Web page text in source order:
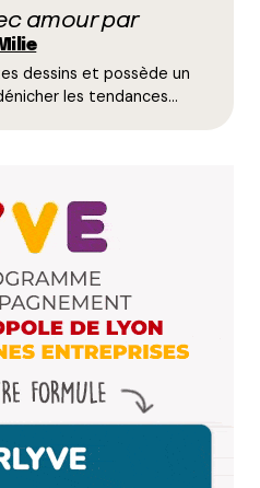
commentaire.
amour par
Milie
dessins et possède un
les tendances…